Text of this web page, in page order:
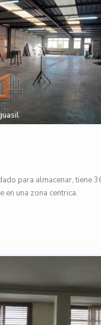
para almacenar, tiene
en una zona centrica.